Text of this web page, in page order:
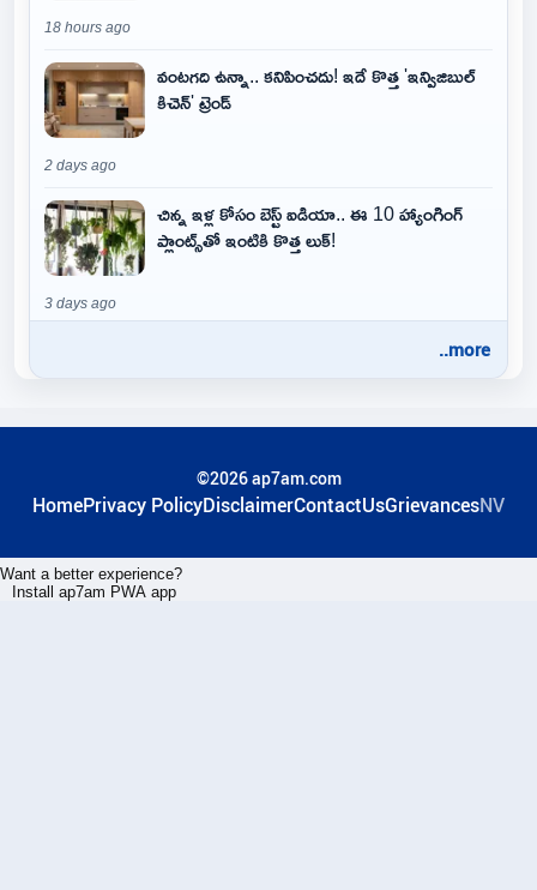
18 hours ago
వంటగది ఉన్నా.. కనిపించదు! ఇదే కొత్త 'ఇన్విజిబుల్
కిచెన్' ట్రెండ్
2 days ago
చిన్న ఇళ్ల కోసం బెస్ట్ ఐడియా.. ఈ 10 హ్యాంగింగ్
ప్లాంట్స్‌తో ఇంటికి కొత్త లుక్!
3 days ago
..more
©2026 ap7am.com
HomePrivacy PolicyDisclaimerContactUsGrievancesNV
Want a better experience?
Install ap7am PWA app